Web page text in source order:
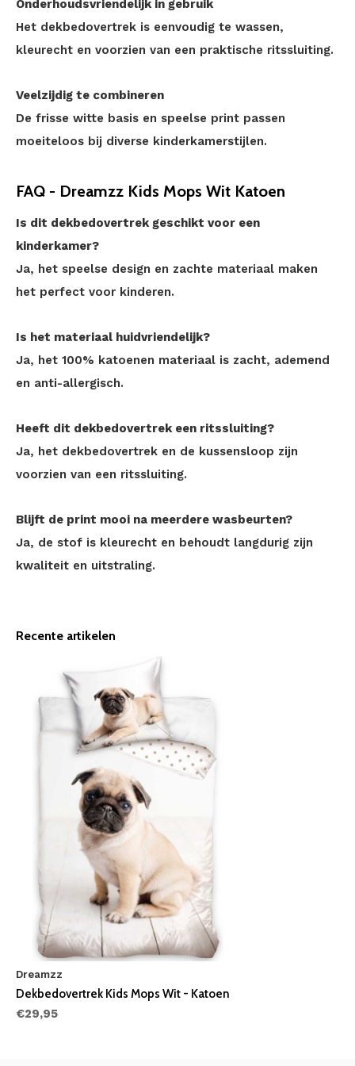
Onderhoudsvriendelijk in gebruik
Het dekbedovertrek is eenvoudig te wassen,
kleurecht en voorzien van een praktische ritssluiting.
Veelzijdig te combineren
De frisse witte basis en speelse print passen
moeiteloos bij diverse kinderkamerstijlen.
FAQ - Dreamzz Kids Mops Wit Katoen
Is dit dekbedovertrek geschikt voor een
kinderkamer?
Ja, het speelse design en zachte materiaal maken
het perfect voor kinderen.
Is het materiaal huidvriendelijk?
Ja, het 100% katoenen materiaal is zacht, ademend
en anti-allergisch.
Heeft dit dekbedovertrek een ritssluiting?
Ja, het dekbedovertrek en de kussensloop zijn
voorzien van een ritssluiting.
Blijft de print mooi na meerdere wasbeurten?
Ja, de stof is kleurecht en behoudt langdurig zijn
kwaliteit en uitstraling.
Recente artikelen
Dreamzz
Dekbedovertrek Kids Mops Wit - Katoen
€29,95